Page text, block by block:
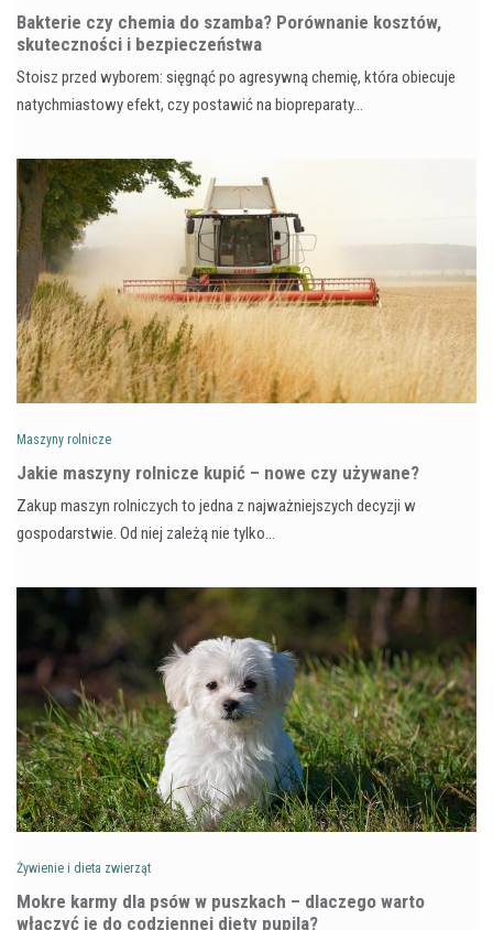
Bakterie czy chemia do szamba? Porównanie kosztów,
skuteczności i bezpieczeństwa
Stoisz przed wyborem: sięgnąć po agresywną chemię, która obiecuje
natychmiastowy efekt, czy postawić na biopreparaty…
Maszyny rolnicze
Jakie maszyny rolnicze kupić – nowe czy używane?
Zakup maszyn rolniczych to jedna z najważniejszych decyzji w
gospodarstwie. Od niej zależą nie tylko…
Żywienie i dieta zwierząt
Mokre karmy dla psów w puszkach – dlaczego warto
włączyć je do codziennej diety pupila?